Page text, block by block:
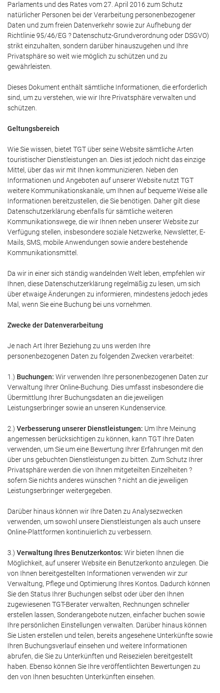
Parlaments und des Rates vom 27. April 2016 zum Schutz
natürlicher Personen bei der Verarbeitung personenbezogener
Daten und zum freien Datenverkehr sowie zur Aufhebung der
Richtlinie 95/46/EG ? Datenschutz-Grundverordnung oder DSGVO)
strikt einzuhalten, sondern darüber hinauszugehen und Ihre
Privatsphäre so weit wie möglich zu schützen und zu
gewährleisten.
Dieses Dokument enthält sämtliche Informationen, die erforderlich
sind, um zu verstehen, wie wir Ihre Privatsphäre verwalten und
schützen.
Geltungsbereich
Wie Sie wissen, bietet TGT über seine Website sämtliche Arten
touristischer Dienstleistungen an. Dies ist jedoch nicht das einzige
Mittel, über das wir mit Ihnen kommunizieren. Neben den
Informationen und Angeboten auf unserer Website nutzt TGT
weitere Kommunikationskanäle, um Ihnen auf bequeme Weise alle
Informationen bereitzustellen, die Sie benötigen. Daher gilt diese
Datenschutzerklärung ebenfalls für sämtliche weiteren
Kommunikationswege, die wir Ihnen neben unserer Website zur
Verfügung stellen, insbesondere soziale Netzwerke, Newsletter, E-
Mails, SMS, mobile Anwendungen sowie andere bestehende
Kommunikationsmittel.
Da wir in einer sich ständig wandelnden Welt leben, empfehlen wir
Ihnen, diese Datenschutzerklärung regelmäßig zu lesen, um sich
über etwaige Änderungen zu informieren, mindestens jedoch jedes
Mal, wenn Sie eine Buchung bei uns vornehmen.
Zwecke der Datenverarbeitung
Je nach Art Ihrer Beziehung zu uns werden Ihre
personenbezogenen Daten zu folgenden Zwecken verarbeitet:
1.) Buchungen: Wir verwenden Ihre personenbezogenen Daten zur
Verwaltung Ihrer Online-Buchung. Dies umfasst insbesondere die
Übermittlung Ihrer Buchungsdaten an die jeweiligen
Leistungserbringer sowie an unseren Kundenservice.
2.) Verbesserung unserer Dienstleistungen: Um Ihre Meinung
angemessen berücksichtigen zu können, kann TGT Ihre Daten
verwenden, um Sie um eine Bewertung Ihrer Erfahrungen mit den
über uns gebuchten Dienstleistungen zu bitten. Zum Schutz Ihrer
Privatsphäre werden die von Ihnen mitgeteilten Einzelheiten ?
sofern Sie nichts anderes wünschen ? nicht an die jeweiligen
Leistungserbringer weitergegeben.
Darüber hinaus können wir Ihre Daten zu Analysezwecken
verwenden, um sowohl unsere Dienstleistungen als auch unsere
Online-Plattformen kontinuierlich zu verbessern.
3.) Verwaltung Ihres Benutzerkontos: Wir bieten Ihnen die
Möglichkeit, auf unserer Website ein Benutzerkonto anzulegen. Die
von Ihnen bereitgestellten Informationen verwenden wir zur
Verwaltung, Pflege und Optimierung Ihres Kontos. Dadurch können
Sie den Status Ihrer Buchungen selbst oder über den Ihnen
zugewiesenen TGT-Berater verwalten, Rechnungen schneller
erstellen lassen, Sonderangebote nutzen, einfacher buchen sowie
Ihre persönlichen Einstellungen verwalten. Darüber hinaus können
Sie Listen erstellen und teilen, bereits angesehene Unterkünfte sowie
Ihren Buchungsverlauf einsehen und weitere Informationen
abrufen, die Sie zu Unterkünften und Reisezielen bereitgestellt
haben. Ebenso können Sie Ihre veröffentlichten Bewertungen zu
den von Ihnen besuchten Unterkünften einsehen.